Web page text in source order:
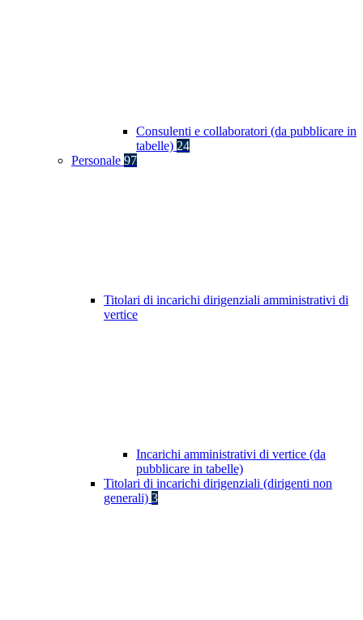
Consulenti e collaboratori (da pubblicare in
tabelle) 24
Personale 97
Titolari di incarichi dirigenziali amministrativi di
vertice
Incarichi amministrativi di vertice (da
pubblicare in tabelle)
Titolari di incarichi dirigenziali (dirigenti non
generali) 3